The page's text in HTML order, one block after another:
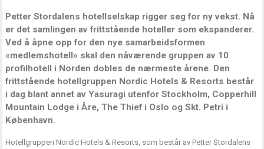
Petter Stordalens hotellselskap rigger seg for ny vekst. Nå
er det samlingen av frittstående hoteller som ekspanderer.
Ved å åpne opp for den nye samarbeidsformen
«medlemshotell» skal den nåværende gruppen av 10
profilhotell i Norden dobles de nærmeste årene. Den
frittstående hotellgruppen Nordic Hotels & Resorts består
i dag blant annet av Yasuragi utenfor Stockholm, Copperhill
Mountain Lodge i Åre, The Thief i Oslo og Skt. Petri i
København.
Hotellgruppen Nordic Hotels & Resorts, som består av Petter Stordalens